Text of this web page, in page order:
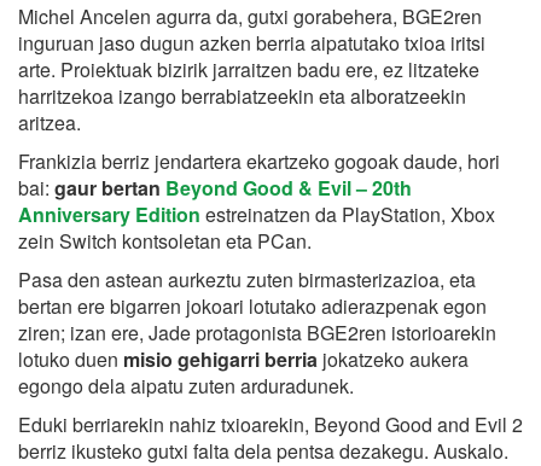
Michel Ancelen agurra da, gutxi gorabehera, BGE2ren
inguruan jaso dugun azken berria aipatutako txioa iritsi
arte. Proiektuak bizirik jarraitzen badu ere, ez litzateke
harritzekoa izango berrabiatzeekin eta alboratzeekin
aritzea.
Frankizia berriz jendartera ekartzeko gogoak daude, hori
bai: gaur bertan Beyond Good & Evil – 20th
Anniversary Edition estreinatzen da PlayStation, Xbox
zein Switch kontsoletan eta PCan.
Pasa den astean aurkeztu zuten birmasterizazioa, eta
bertan ere bigarren jokoari lotutako adierazpenak egon
ziren; izan ere, Jade protagonista BGE2ren istorioarekin
lotuko duen misio gehigarri berria jokatzeko aukera
egongo dela aipatu zuten arduradunek.
Eduki berriarekin nahiz txioarekin, Beyond Good and Evil 2
berriz ikusteko gutxi falta dela pentsa dezakegu. Auskalo.